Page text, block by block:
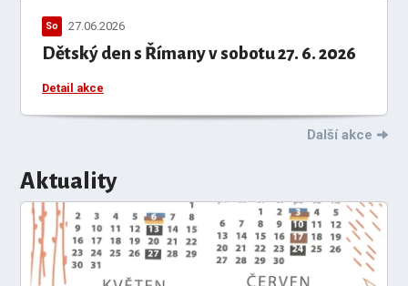
Dětský den s Římany v sobotu 27. 6. 2026
So 27.06.2026
Detail akce
Další akce
Aktuality